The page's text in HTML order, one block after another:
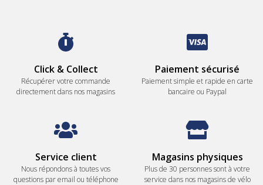
Click & Collect
Récupérer votre commande
directement dans nos magasins
Paiement sécurisé
Paiement simple et rapide en carte
bancaire ou Paypal
Service client
Nous répondons à toutes vos
questions par email ou téléphone
Magasins physiques
Plus de 30 personnes sont à votre
service dans nos magasins de vélo